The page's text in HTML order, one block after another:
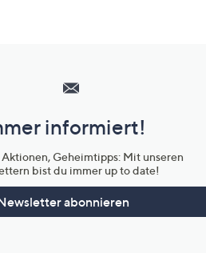
informiert!
Geheimtipps: Mit unseren
bist du immer up to date!
abonnieren